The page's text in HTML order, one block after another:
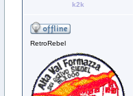
k2k
RetroRebel